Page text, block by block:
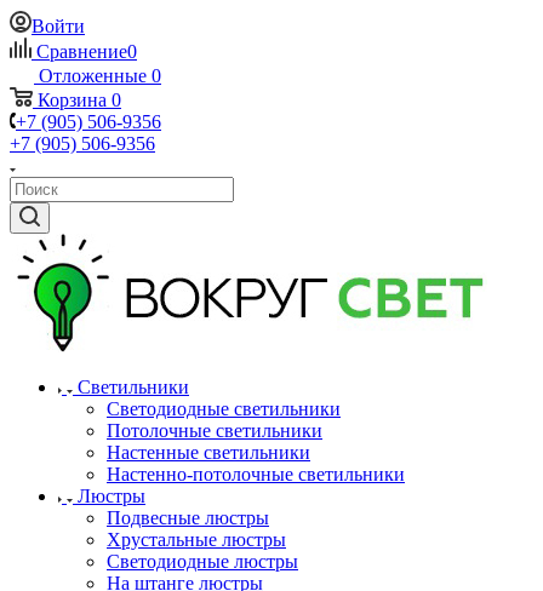
Войти
Сравнение0
Отложенные 0
Корзина 0
+7 (905) 506-9356
+7 (905) 506-9356
Светильники
Светодиодные светильники
Потолочные светильники
Настенные светильники
Настенно-потолочные светильники
Люстры
Подвесные люстры
Хрустальные люстры
Светодиодные люстры
На штанге люстры